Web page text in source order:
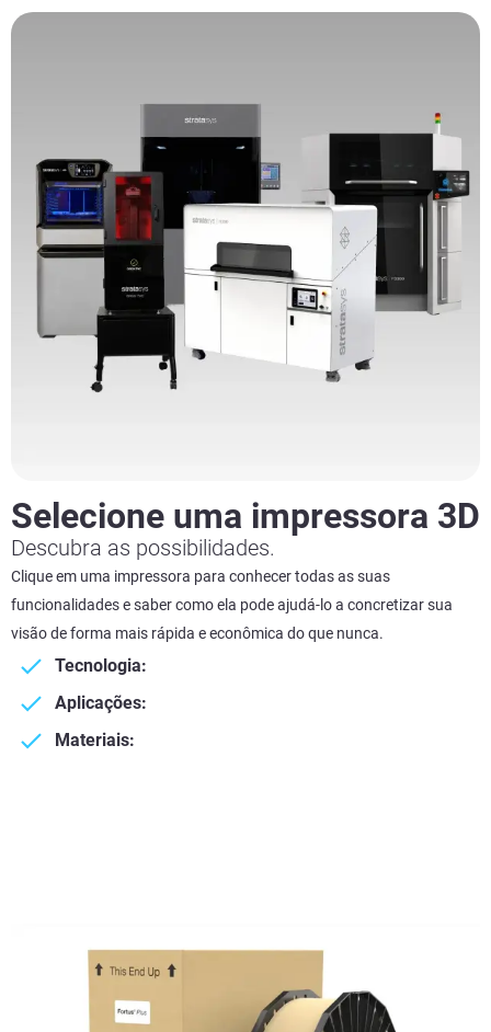
Selecione uma impressora 3D
Descubra as possibilidades.
Clique em uma impressora para conhecer todas as suas
funcionalidades e saber como ela pode ajudá-lo a concretizar sua
visão de forma mais rápida e econômica do que nunca.
Tecnologia:
Aplicações:
Materiais: